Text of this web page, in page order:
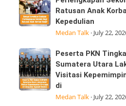
MK
tanjakan
di
simpang
dijalan
Tritura
Serahkan
Bantuan
Perlengkapan
Sekolah
Bagi
Ratusan
Anak
Ratusan Anak
Kepedulian
Medan Talk· July 22,
Peserta
PKN
Tingkat
II
Peserta PKN
Sumatera Utara
Visitasi
di
Medan Talk· July 22,